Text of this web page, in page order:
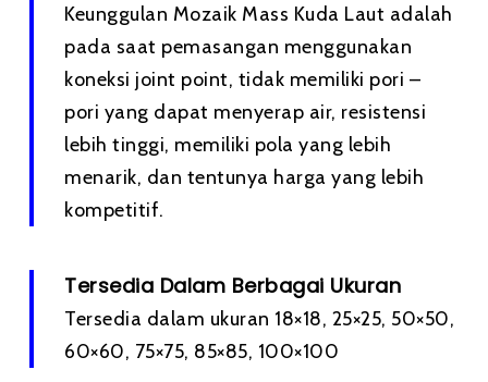
Keunggulan Mozaik Mass Kuda Laut adalah
pada saat pemasangan menggunakan
koneksi joint point, tidak memiliki pori –
pori yang dapat menyerap air, resistensi
lebih tinggi, memiliki pola yang lebih
menarik, dan tentunya harga yang lebih
kompetitif.
Tersedia Dalam Berbagai Ukuran
Tersedia dalam ukuran 18×18, 25×25, 50×50,
60×60, 75×75, 85×85, 100×100